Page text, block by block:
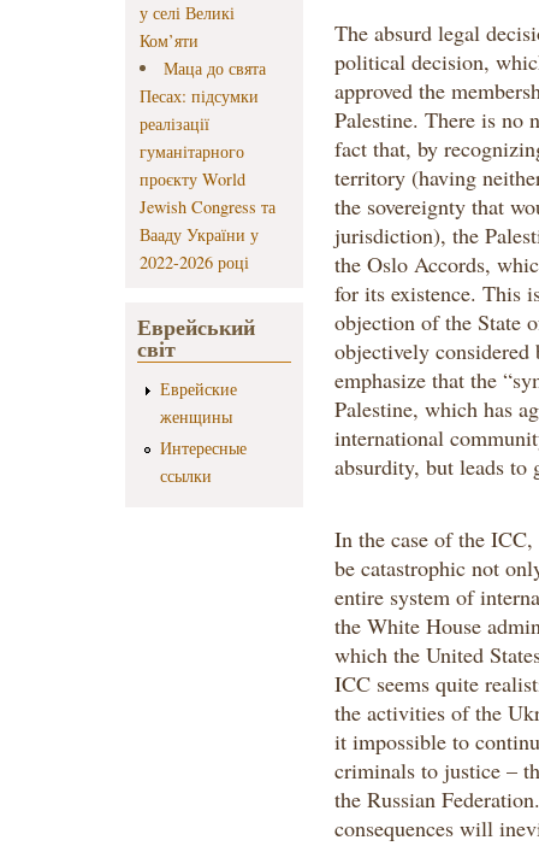
у селі Великі
Ком’яти
Маца до свята
Песах: підсумки
реалізації
гуманітарного
проєкту World
Jewish Congress та
Вааду України у
2022-2026 році
Еврейський
світ
Еврейские
женщины
Интересные
ссылки
The absurd legal
political decision,
approved the
Palestine. There is no
fact that, by
territory (having
the sovereignty that
jurisdiction), the
the Oslo Accords,
for its existence. This
objection of the State
objectively
emphasize that the
Palestine, which has
international
absurdity, but leads to
In the case of the
be catastrophic not
entire system of
the White House
which the United
ICC seems quite
the activities of the
it impossible to
criminals to justice –
the Russian
consequences will